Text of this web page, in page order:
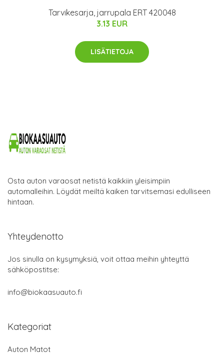
Tarvikesarja, jarrupala ERT 420048
3.13 EUR
LISÄTIETOJA
Osta auton varaosat netistä kaikkiin yleisimpiin
automalleihin. Löydät meiltä kaiken tarvitsemasi edulliseen
hintaan.
Yhteydenotto
Jos sinulla on kysymyksiä, voit ottaa meihin yhteyttä
sähköpostitse:
info@biokaasuauto.fi
Kategoriat
Auton Matot